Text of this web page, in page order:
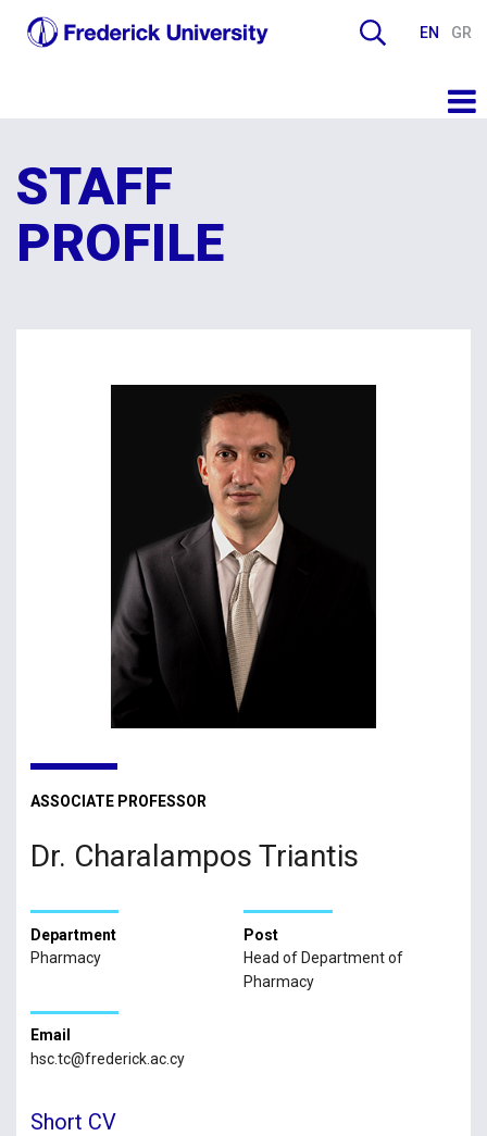
EN GR
STAFF
PROFILE
ASSOCIATE PROFESSOR
Dr. Charalampos Triantis
Department
Pharmacy
Post
Head of Department of
Pharmacy
Email
hsc.tc@frederick.ac.cy
Short CV